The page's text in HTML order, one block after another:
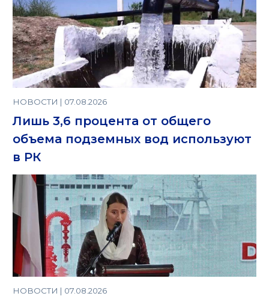
НОВОСТИ | 07.08.2026
Лишь 3,6 процента от общего
объема подземных вод используют
в РК
НОВОСТИ | 07.08.2026